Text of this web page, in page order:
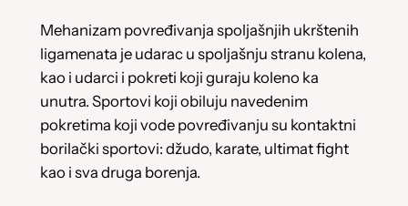
Mehanizam povređivanja spoljašnjih ukrštenih
ligamenata je udarac u spoljašnju stranu kolena,
kao i udarci i pokreti koji guraju koleno ka
unutra. Sportovi koji obiluju navedenim
pokretima koji vode povređivanju su kontaktni
borilački sportovi: džudo, karate, ultimat fight
kao i sva druga borenja.